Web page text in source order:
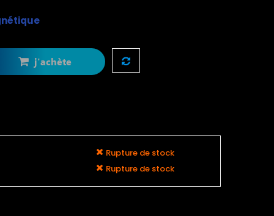
j'achète
Rupture de stock
Rupture de stock